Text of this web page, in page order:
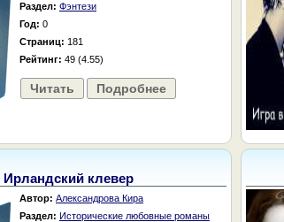
Раздел: Фэнтези
Год: 0
Страниц: 181
Рейтинг: 49 (4.55)
Читать Подробнее
Ирландский клевер
Автор: Александрова Кира
Раздел: Исторические любовные романы